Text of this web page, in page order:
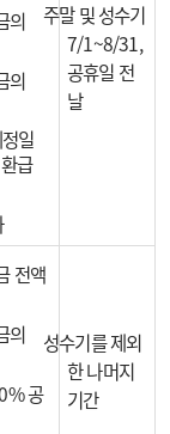
의
의
일
급
주말 및 성수기
7/1~8/31,
공휴일 전
날
전액
의
공
성수기를 제외
한 나머지
기간